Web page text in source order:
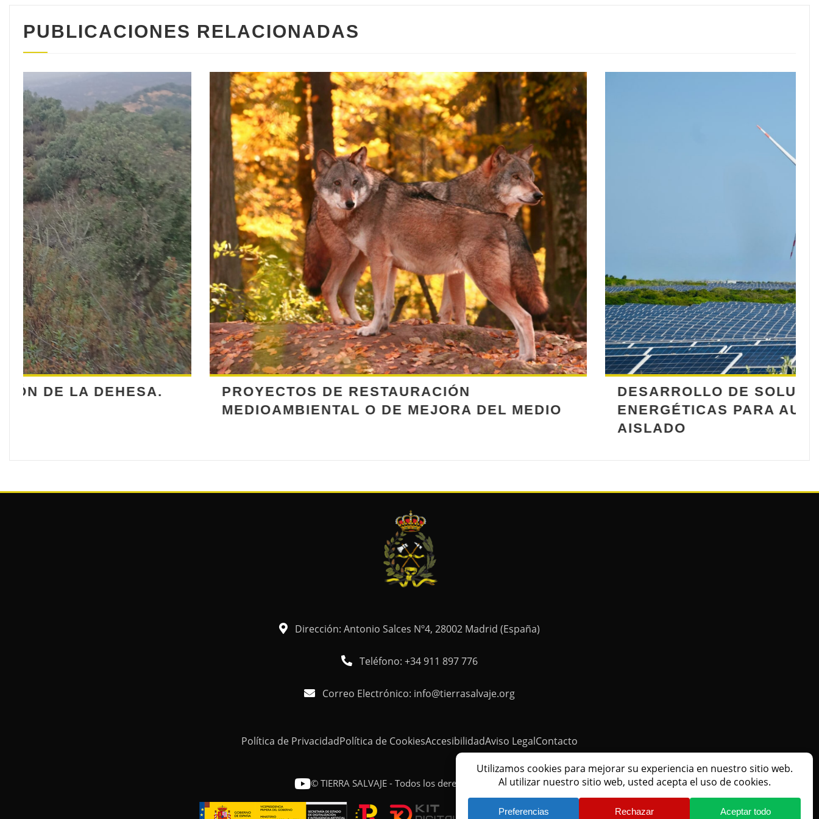
PUBLICACIONES RELACIONADAS
PROYECTOS DE RESTAURACIÓN
MEDIOAMBIENTAL O DE MEJORA DEL MEDIO
DESARROLLO DE SOLUCIONES
ENERGÉTICAS PARA AUTOCONSUMO
Dirección: Antonio Salces Nº4, 28002 Madrid (España)
Teléfono: +34 911 897 776
Correo Electrónico: info@tierrasalvaje.org
Política de PrivacidadPolítica de CookiesAccesibilidadAviso LegalContacto
© TIERRA SALVAJE - Todos los derechos reservados